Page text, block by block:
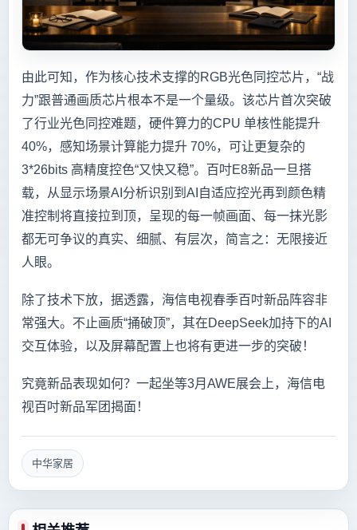
由此可知，作为核心技术支撑的RGB光色同控芯片，“战
力”跟普通画质芯片根本不是一个量级。该芯片首次突破
了行业光色同控难题，硬件算力的CPU 单核性能提升
40%，感知场景计算能力提升 70%，可让更复杂的
3*26bits 高精度控色“又快又稳”。百吋E8新品一旦搭
载，从显示场景AI分析识别到AI自适应控光再到颜色精
准控制将直接拉到顶，呈现的每一帧画面、每一抹光影
都无可争议的真实、细腻、有层次，简言之：无限接近
人眼。
除了技术下放，据透露，海信电视春季百吋新品阵容非
常强大。不止画质“捅破顶”，其在DeepSeek加持下的AI
交互体验，以及屏幕配置上也将有更进一步的突破！
究竟新品表现如何？一起坐等3月AWE展会上，海信电
视百吋新品军团揭面！
中华家居